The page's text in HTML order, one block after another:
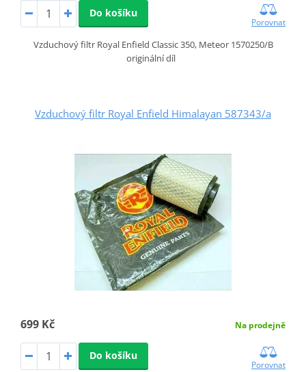
Do košíku
Porovnat
Vzduchový filtr Royal Enfield Classic 350, Meteor 1570250/B
originální díl
Vzduchový filtr Royal Enfield Himalayan 587343/a
699 Kč Na prodejně
Do košíku
Porovnat